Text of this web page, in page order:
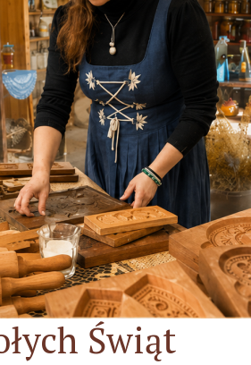
Świąt